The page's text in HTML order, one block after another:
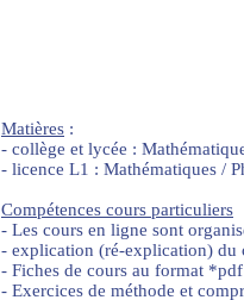
Matières :
- collège et lycée :
- licence L1 : Mathématiques /
Compétences cours particuliers
- Les cours en ligne sont
- explication (ré-explication) du
- Fiches de cours au format *pdf
- Exercices de méthode et